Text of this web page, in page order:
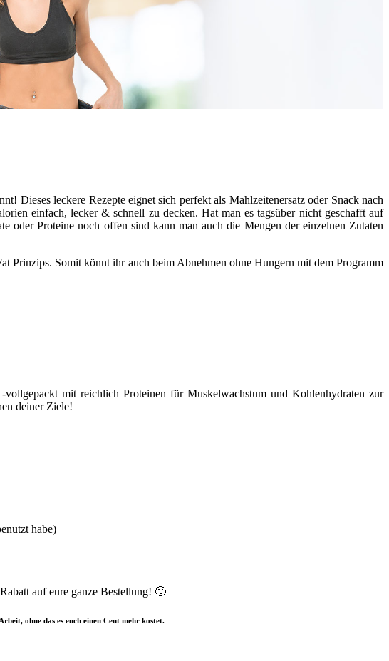
Dieses leckere Rezepte eignet sich perfekt als Mahlzeitenersatz oder Snack nach
einfach, lecker & schnell zu decken. Hat man es tagsüber nicht geschafft auf
oder Proteine noch offen sind kann man auch die Mengen der einzelnen Zutaten
Prinzips. Somit könnt ihr auch beim Abnehmen ohne Hungern mit dem Programm
mit reichlich Proteinen für Muskelwachstum und Kohlenhydraten zur
deiner Ziele!
habe)
auf eure ganze Bestellung! 🙂
ohne das es euch einen Cent mehr kostet.